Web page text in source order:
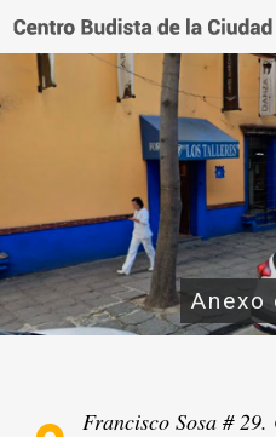
contenido
Anexo
Francisco Sosa #